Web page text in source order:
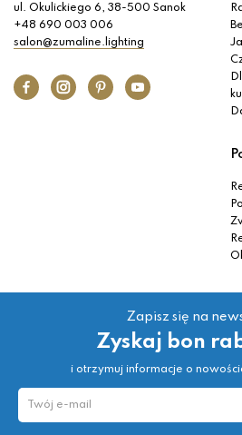
ul. Okulickiego 6, 38-500 Sanok
+48 690 003 006
salon@zumaline.lighting
Zapisz się na
Zyskaj bon
i otrzymuj informacje o